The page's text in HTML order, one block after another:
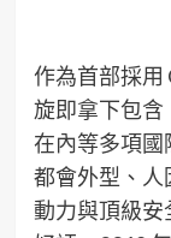
作為首部採用
旋即拿下包含
在內等多項國
都會外型、人
動力與頂級安